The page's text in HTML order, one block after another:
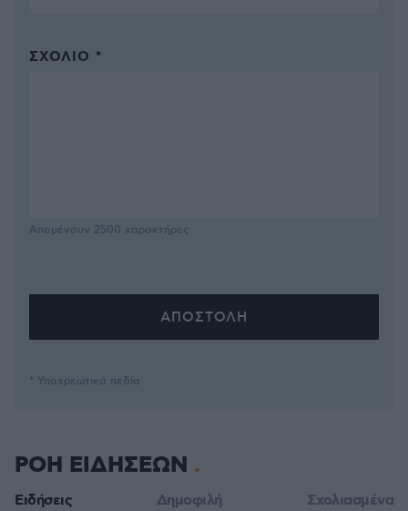
ΣΧΌΛΙΟ *
Απομένουν 2500 χαρακτήρες
* Υποχρεωτικά πεδία
ΡΟΗ ΕΙΔΗΣΕΩΝ
Ειδήσεις Δημοφιλή Σχολιασμένα